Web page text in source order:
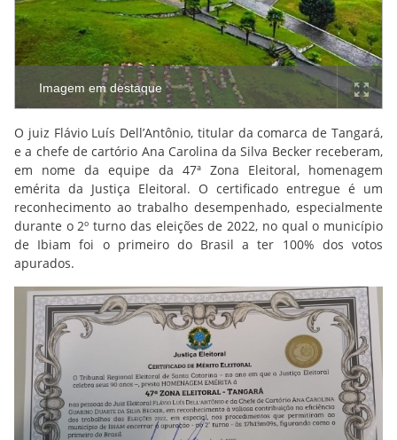
Imagem em destaque
O juiz Flávio Luís Dell’Antônio, titular da comarca de Tangará,
e a chefe de cartório Ana Carolina da Silva Becker receberam,
em nome da equipe da 47ª Zona Eleitoral, homenagem
emérita da Justiça Eleitoral. O certificado entregue é um
reconhecimento ao trabalho desempenhado, especialmente
durante o 2º turno das eleições de 2022, no qual o município
de Ibiam foi o primeiro do Brasil a ter 100% dos votos
apurados.